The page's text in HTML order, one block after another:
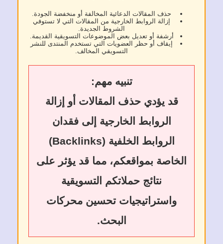
حذف المقالات الدعائية المخالفة أو منخفضة الجودة.
إزالة الروابط الخارجية من المقالات التي لا تستوفي
الشروط الجديدة.
أرشفة أو تعديل بعض الموضوعات التسويقية القديمة.
إيقاف أو حظر العضويات التي تستخدم المنتدى للنشر
التسويقي المخالف.
تنبيه مهم:
قد يؤدي حذف المقالات أو إزالة
الروابط الخارجية إلى فقدان
الروابط الخلفية (Backlinks)
بمواقعكم، مما قد يؤثر على
نتائج حملاتكم التسويقية
واستراتيجيات تحسين محركات